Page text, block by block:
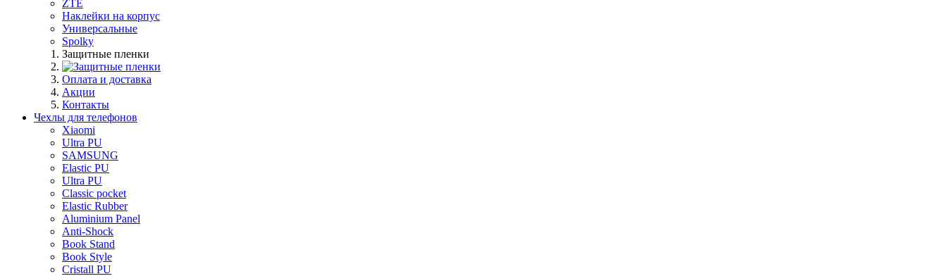
ZTE
Наклейки на корпус
Универсальные
Spolky
Защитные пленки
Оплата и доставка
Акции
Контакты
Чехлы для телефонов
Xiaomi
Ultra PU
SAMSUNG
Elastic PU
Ultra PU
Classic pocket
Elastic Rubber
Aluminium Panel
Anti-Shock
Book Stand
Book Style
Cristall PU